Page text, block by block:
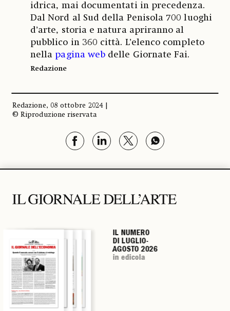
idrica, mai documentati in precedenza.
Dal Nord al Sud della Penisola 700 luoghi
d’arte, storia e natura apriranno al
pubblico in 360 città. L’elenco completo
nella pagina web delle Giornate Fai.
Redazione
Redazione, 08 ottobre 2024 |
© Riproduzione riservata
IL NUMERO
DI LUGLIO-
AGOSTO 2026
in edicola
IL NUMERO
DI LUGLIO-
AGOSTO 2026
in edicola
IL NUMERO
DI LUGLIO-
AGOSTO 2026
in edicola
IL NUMERO
DI LUGLIO-
AGOSTO 2026
in edicola